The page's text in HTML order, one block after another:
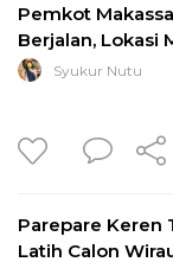
Pemkot
Berjalan, Lokasi
Syukur Nutu
Parepare Keren
Latih Calon